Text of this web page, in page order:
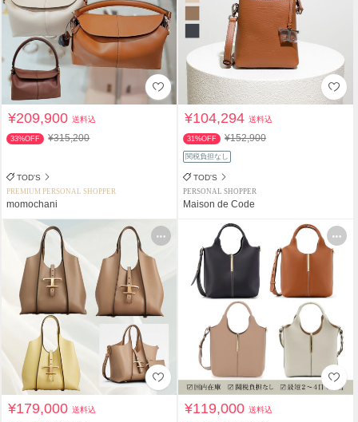
¥209,900送料込
33%OFF ¥315,200
TOD'S
PREMIUM PERSONAL SHOPPER
momochani
¥104,294送料込
31%OFF ¥152,900
関税負担なし
TOD'S
PERSONAL SHOPPER
Maison de Code
¥179,000送料込 ¥119,000送料込